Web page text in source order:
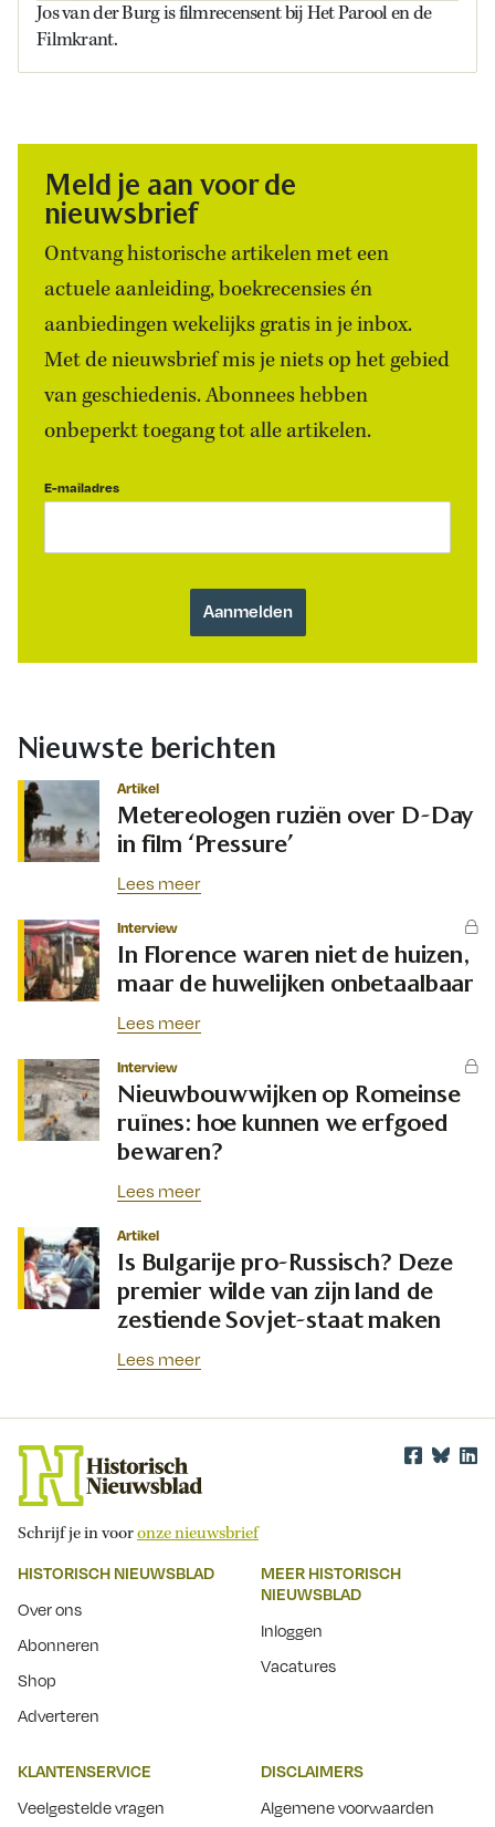
Jos van der Burg is filmrecensent bij Het Parool en de
Filmkrant.
Meld je aan voor de
nieuwsbrief
Ontvang historische artikelen met een
actuele aanleiding, boekrecensies én
aanbiedingen wekelijks gratis in je inbox.
Met de nieuwsbrief mis je niets op het gebied
van geschiedenis. Abonnees hebben
onbeperkt toegang tot alle artikelen.
E-mailadres
Nieuwste berichten
Artikel
Metereologen ruziën over D-Day
in film ‘Pressure’
Lees meer
Interview
In Florence waren niet de huizen,
maar de huwelijken onbetaalbaar
Lees meer
Interview
Nieuwbouwwijken op Romeinse
ruïnes: hoe kunnen we erfgoed
bewaren?
Lees meer
Artikel
Is Bulgarije pro-Russisch? Deze
premier wilde van zijn land de
zestiende Sovjet-staat maken
Lees meer
Schrijf je in vooronze nieuwsbrief
HISTORISCH NIEUWSBLAD
Over ons
Abonneren
Shop
Adverteren
MEER HISTORISCH
NIEUWSBLAD
Inloggen
Vacatures
KLANTENSERVICE
Veelgestelde vragen
DISCLAIMERS
Algemene voorwaarden